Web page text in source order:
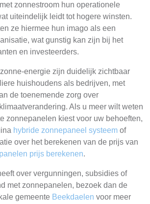
zonnestroom hun operationele
uiteindelijk leidt tot hogere winsten.
ze hiermee hun imago als een
wat gunstig kan zijn bij het
en investeerders.
energie zijn duidelijk zichtbaar
huishoudens als bedrijven, met
de toenemende zorg over
Als u meer wilt weten
zonnepanelen kiest voor uw behoeften,
hybride zonnepaneel systeem of
over het berekenen van de prijs van
prijs berekenen.
over vergunningen, subsidies of
met zonnepanelen, bezoek dan de
gemeente Beekdaelen voor meer